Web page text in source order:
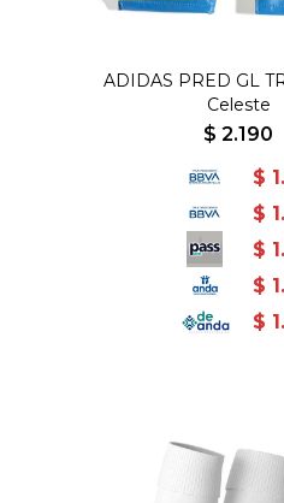
ADIDAS PRED GL
Celeste
$ 2.190
$
$
$
$
$